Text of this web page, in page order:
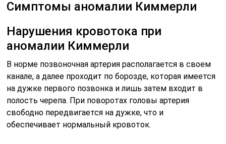
Симптомы аномалии Киммерли
Нарушения кровотока при
аномалии Киммерли
В норме позвоночная артерия располагается в своем
канале, а далее проходит по борозде, которая имеется
на дужке первого позвонка и лишь затем входит в
полость черепа. При поворотах головы артерия
свободно передвигается на дужке, что и
обеспечивает нормальный кровоток.